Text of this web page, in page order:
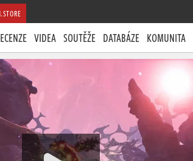
VIDEA SOUTĚŽE DATABÁZE KOMUNITA